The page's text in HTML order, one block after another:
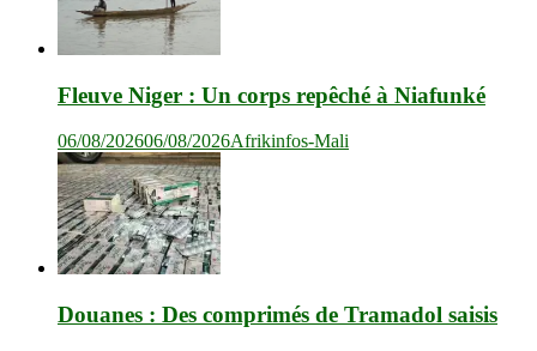
Fleuve Niger : Un corps repêché à Niafunké
06/08/202606/08/2026Afrikinfos-Mali
Douanes : Des comprimés de Tramadol saisis